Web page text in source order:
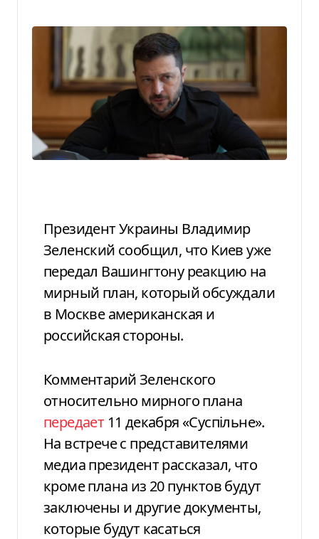
Президент Украины Владимир
Зеленский сообщил, что Киев уже
передал Вашингтону реакцию на
мирный план, который обсуждали
в Москве американская и
российская стороны.
Комментарий Зеленского
относительно мирного плана
передает 11 декабря «Суспільне».
На встрече с представителями
медиа президент рассказал, что
кроме плана из 20 пунктов будут
заключены и другие документы,
которые будут касаться